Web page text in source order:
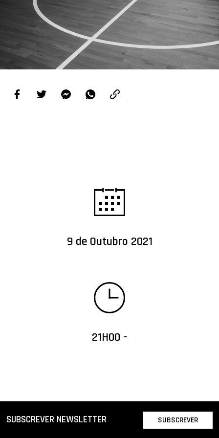
PROJETOS
LIGA BETCLIC MASCULINA
LIGA BETCLIC FEMININA
9 de Outubro 2021
21H00 -
SUBSCREVER NEWSLETTER SUBSCREVER